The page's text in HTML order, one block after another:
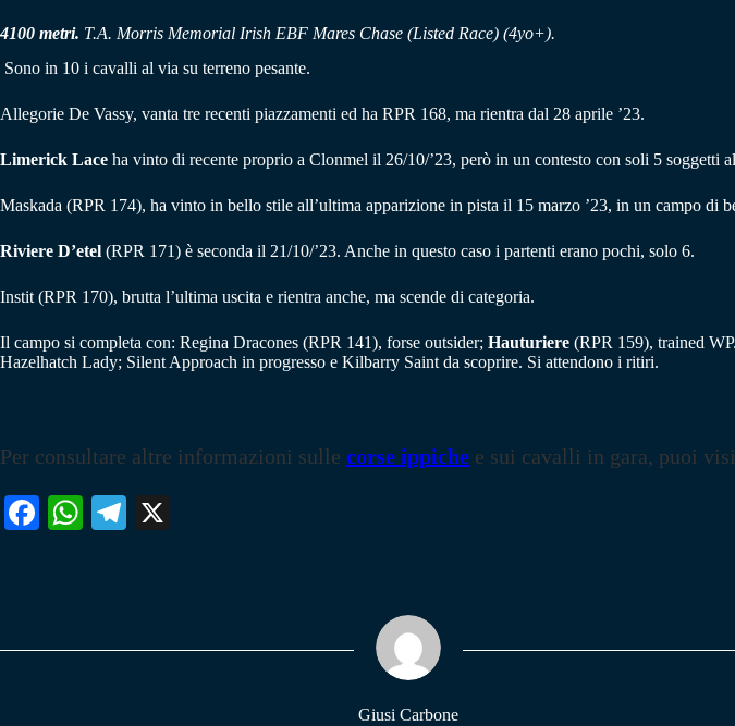
4100 metri. T.A. Morris Memorial Irish EBF Mares Chase (Listed Race) (4yo+).
Sono in 10 i cavalli al via su terreno pesante.
Allegorie De Vassy, vanta tre recenti piazzamenti ed ha RPR 168, ma rientra dal 28 aprile ’23.
Limerick Lace ha vinto di recente proprio a Clonmel il 26/10/’23, però in un contesto con soli 5 soggetti
Maskada (RPR 174), ha vinto in bello stile all’ultima apparizione in pista il 15 marzo ’23, in un campo
Riviere D’etel (RPR 171) è seconda il 21/10/’23. Anche in questo caso i partenti erano pochi, solo 6.
Instit (RPR 170), brutta l’ultima uscita e rientra anche, ma scende di categoria.
Il campo si completa con: Regina Dracones (RPR 141), forse outsider; Hauturiere (RPR 159), trained
Hazelhatch Lady; Silent Approach in progresso e Kilbarry Saint da scoprire. Si attendono i ritiri.
Per consultare altre informazioni sulle corse ippiche e sui cavalli in gara, puoi
Fa W
pp
Te
m
Giusi Carbone